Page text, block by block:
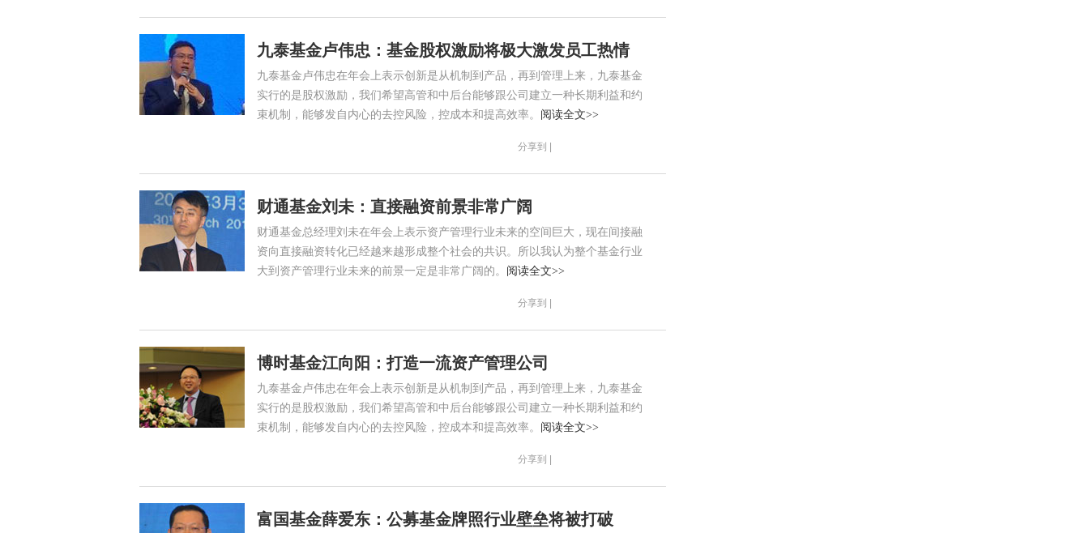
九泰基金卢伟忠：基金股权激励将极大激发员工热情
九泰基金卢伟忠在年会上表示创新是从机制到产品，再到管理上来，九泰基金
实行的是股权激励，我们希望高管和中后台能够跟公司建立一种长期利益和约
束机制，能够发自内心的去控风险，控成本和提高效率。 阅读全文>>
分享到 |
财通基金刘未：直接融资前景非常广阔
财通基金总经理刘未在年会上表示资产管理行业未来的空间巨大，现在间接融
资向直接融资转化已经越来越形成整个社会的共识。所以我认为整个基金行业
大到资产管理行业未来的前景一定是非常广阔的。 阅读全文>>
分享到 |
博时基金江向阳：打造一流资产管理公司
九泰基金卢伟忠在年会上表示创新是从机制到产品，再到管理上来，九泰基金
实行的是股权激励，我们希望高管和中后台能够跟公司建立一种长期利益和约
束机制，能够发自内心的去控风险，控成本和提高效率。 阅读全文>>
分享到 |
富国基金薛爱东：公募基金牌照行业壁垒将被打破